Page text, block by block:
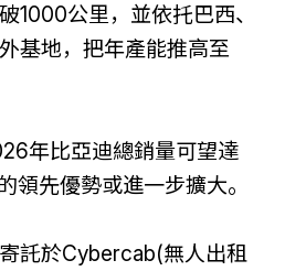
1000公里，並依托巴西、
基地，把年產能推高至
年比亞迪總銷量可望達
領先優勢或進一步擴大。
託於Cyber​​cab(無人出租